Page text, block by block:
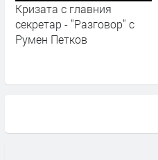
Кризата с главния
секретар - "Разговор" с
Румен Петков